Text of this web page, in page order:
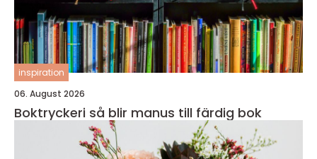
inspiration
06. August 2026
Boktryckeri så blir manus till färdig bok